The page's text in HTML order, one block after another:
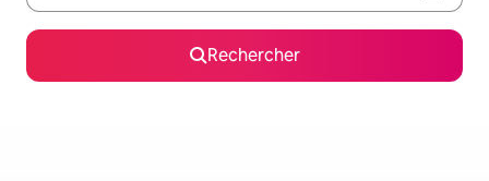
Rechercher